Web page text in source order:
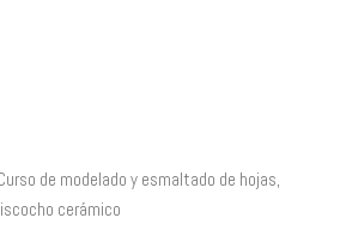
de modelado y esmaltado de hojas,
cerámico